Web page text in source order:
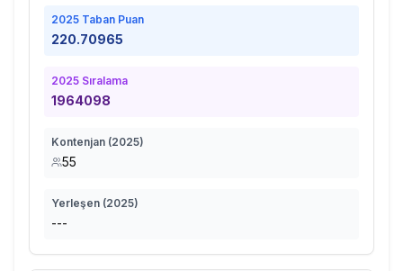
2025 Taban Puan
220.70965
2025 Sıralama
1964098
Kontenjan (2025)
55
Yerleşen (2025)
---